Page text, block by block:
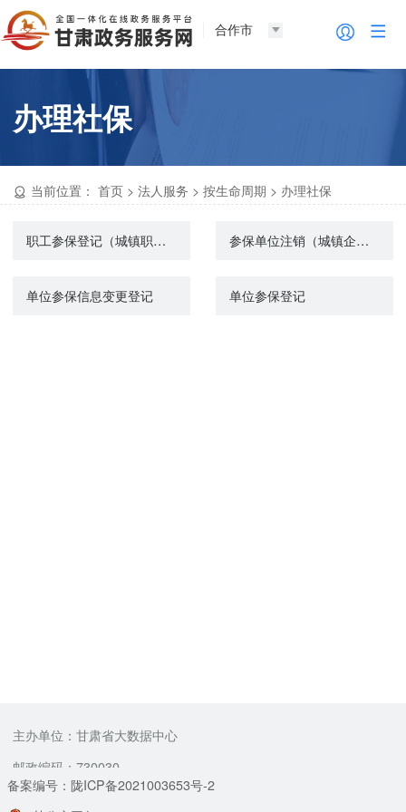
合作市
办理社保
当前位置： 首页 >法人服务 >按生命周期 > 办理社保
职工参保登记（城镇职工基本养老保险） 参保单位注销（城镇企业职工基本养老保险）
单位参保信息变更登记 单位参保登记
主办单位：甘肃省大数据中心
邮政编码：730030
备案编号：陇ICP备2021003653号-2